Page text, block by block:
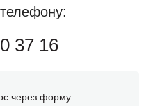
37 16
через форму: